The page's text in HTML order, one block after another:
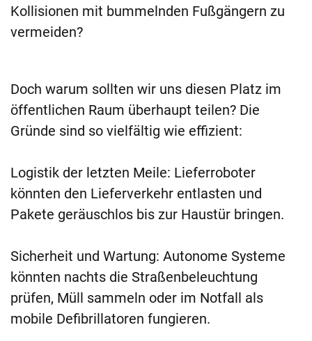
Kollisionen mit bummelnden Fußgängern zu
vermeiden?
Doch warum sollten wir uns diesen Platz im
öffentlichen Raum überhaupt teilen? Die
Gründe sind so vielfältig wie effizient:
Logistik der letzten Meile: Lieferroboter
könnten den Lieferverkehr entlasten und
Pakete geräuschlos bis zur Haustür bringen.
Sicherheit und Wartung: Autonome Systeme
könnten nachts die Straßenbeleuchtung
prüfen, Müll sammeln oder im Notfall als
mobile Defibrillatoren fungieren.